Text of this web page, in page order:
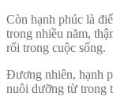
Còn hạnh phúc là
trong nhiều năm,
rối trong cuộc sống.
Đương nhiên, hạnh
nuôi dưỡng từ trong